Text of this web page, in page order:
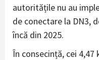
autoritățile nu au
de conectare la DN3,
încă din 2025.
În consecință, cei